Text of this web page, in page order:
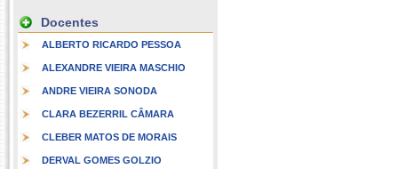
Docentes
ALBERTO RICARDO PESSOA
ALEXANDRE VIEIRA MASCHIO
ANDRE VIEIRA SONODA
CLARA BEZERRIL CÂMARA
CLEBER MATOS DE MORAIS
DERVAL GOMES GOLZIO